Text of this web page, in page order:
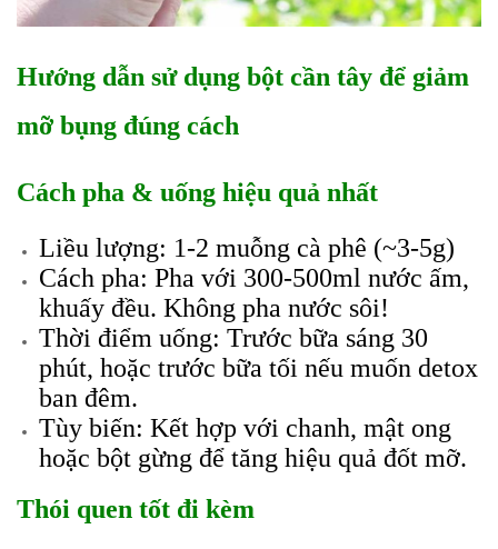
Hướng dẫn sử dụng bột cần tây để giảm
mỡ bụng đúng cách
Cách pha & uống hiệu quả nhất
Liều lượng: 1-2 muỗng cà phê (~3-5g)
Cách pha: Pha với 300-500ml nước ấm,
khuấy đều. Không pha nước sôi!
Thời điểm uống: Trước bữa sáng 30
phút, hoặc trước bữa tối nếu muốn detox
ban đêm.
Tùy biến: Kết hợp với chanh, mật ong
hoặc bột gừng để tăng hiệu quả đốt mỡ.
Thói quen tốt đi kèm